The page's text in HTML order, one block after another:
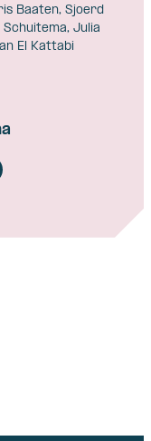
Baaten, Sjoerd
Julia
El Kattabi